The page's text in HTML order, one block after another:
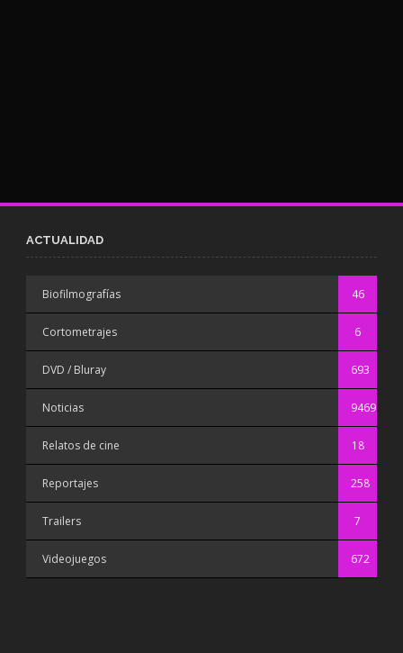
ACTUALIDAD
Biofilmografías 46
Cortometrajes 6
DVD / Bluray 693
Noticias 9469
Relatos de cine 18
Reportajes 258
Trailers 7
Videojuegos 672